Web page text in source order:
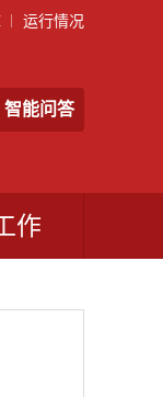
运行情况
智能问答
作